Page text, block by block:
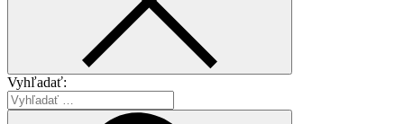
Vyhľadať: